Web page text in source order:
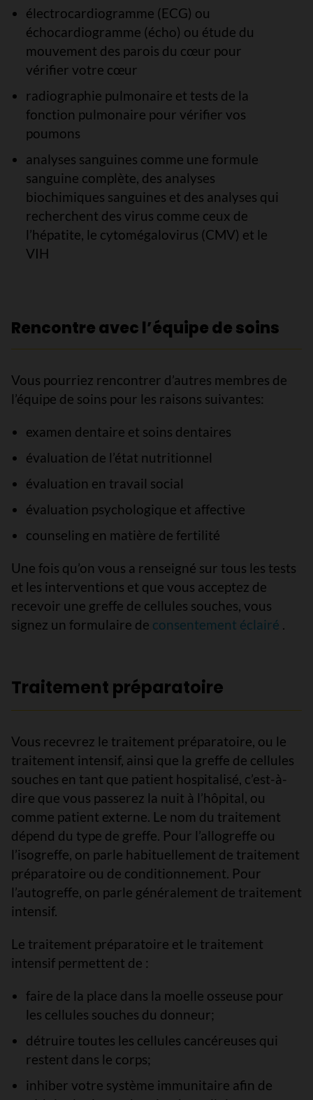
électrocardiogramme (ECG) ou
échocardiogramme (écho) ou étude du
mouvement des parois du cœur pour
vérifier votre cœur
radiographie pulmonaire et tests de la
fonction pulmonaire pour vérifier vos
poumons
analyses sanguines comme une formule
sanguine complète, des analyses
biochimiques sanguines et des analyses qui
recherchent des virus comme ceux de
l’hépatite, le cytomégalovirus (CMV) et le
VIH
Rencontre avec l’équipe de soins
Vous pourriez rencontrer d’autres membres de
l’équipe de soins pour les raisons suivantes:
examen dentaire et soins dentaires
évaluation de l’état nutritionnel
évaluation en travail social
évaluation psychologique et affective
counseling en matière de fertilité
Une fois qu’on vous a renseigné sur tous les tests
et les interventions et que vous acceptez de
recevoir une greffe de cellules souches, vous
signez un formulaire de consentement éclairé .
Traitement préparatoire
Vous recevrez le traitement préparatoire, ou le
traitement intensif, ainsi que la greffe de cellules
souches en tant que patient hospitalisé, c’est-à-
dire que vous passerez la nuit à l’hôpital, ou
comme patient externe. Le nom du traitement
dépend du type de greffe. Pour l’allogreffe ou
l’isogreffe, on parle habituellement de traitement
préparatoire ou de conditionnement. Pour
l’autogreffe, on parle généralement de traitement
intensif.
Le traitement préparatoire et le traitement
intensif permettent de :
faire de la place dans la moelle osseuse pour
les cellules souches du donneur;
détruire toutes les cellules cancéreuses qui
restent dans le corps;
inhiber votre système immunitaire afin de